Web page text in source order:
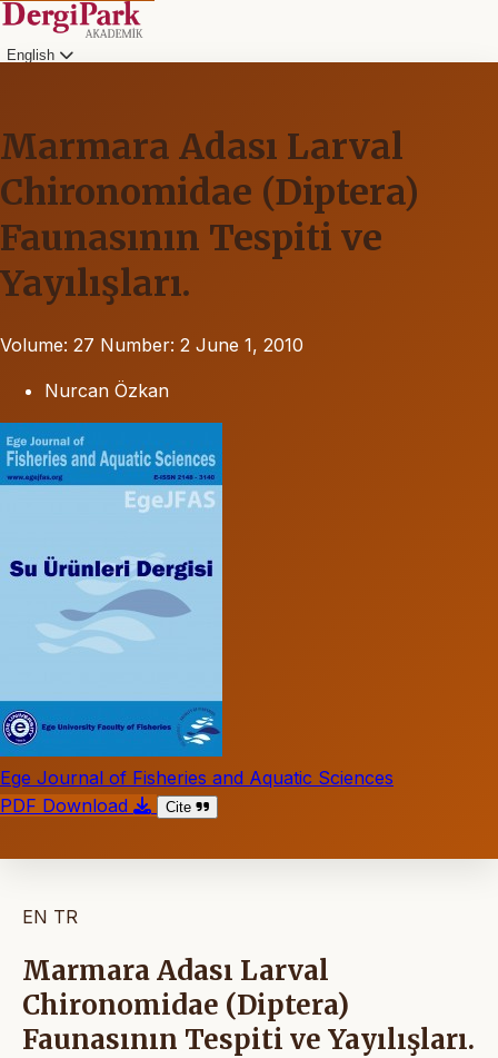
English
Marmara Adası Larval
Chironomidae (Diptera)
Faunasının Tespiti ve
Yayılışları.
Volume: 27 Number: 2 June 1, 2010
Nurcan Özkan
Ege Journal of Fisheries and Aquatic Sciences
PDF Download
Cite
EN TR
Marmara Adası Larval
Chironomidae (Diptera)
Faunasının Tespiti ve Yayılışları.